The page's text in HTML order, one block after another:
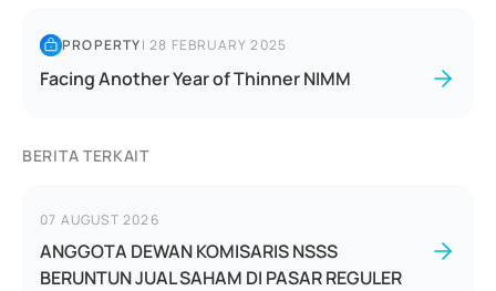
PROPERTY|28 FEBRUARY 2025
Facing Another Year of Thinner NIMM
BERITA TERKAIT
07 AUGUST 2026
ANGGOTA DEWAN KOMISARIS NSSS
BERUNTUN JUAL SAHAM DI PASAR REGULER